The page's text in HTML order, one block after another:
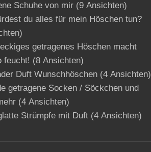
Schuhe von mir (9 Ansichten)
du alles für mein Höschen tun?
getragenes Höschen macht
feucht! (8 Ansichten)
Duft Wunschhöschen (4 Ansichten)
getragene Socken / Söckchen und
(4 Ansichten)
Strümpfe mit Duft (4 Ansichten)